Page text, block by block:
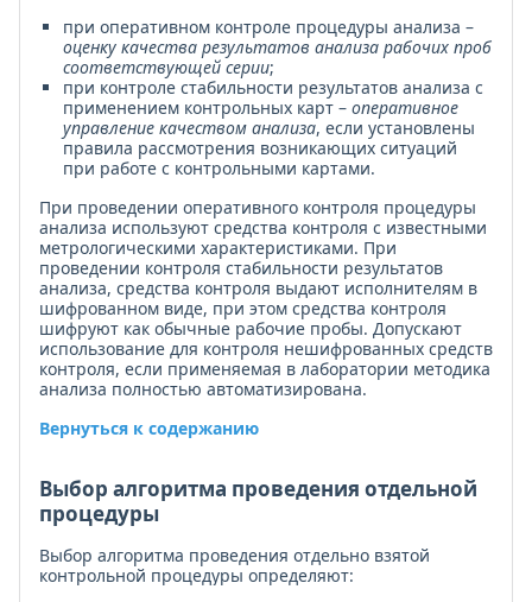
при оперативном контроле процедуры анализа –
оценку качества результатов анализа рабочих проб
соответствующей серии;
при контроле стабильности результатов анализа с
применением контрольных карт – оперативное
управление качеством анализа, если установлены
правила рассмотрения возникающих ситуаций
при работе с контрольными картами.
При проведении оперативного контроля процедуры
анализа используют средства контроля с известными
метрологическими характеристиками. При
проведении контроля стабильности результатов
анализа, средства контроля выдают исполнителям в
шифрованном виде, при этом средства контроля
шифруют как обычные рабочие пробы. Допускают
использование для контроля нешифрованных средств
контроля, если применяемая в лаборатории методика
анализа полностью автоматизирована.
Вернуться к содержанию
Выбор алгоритма проведения отдельной
процедуры
Выбор алгоритма проведения отдельно взятой
контрольной процедуры определяют: